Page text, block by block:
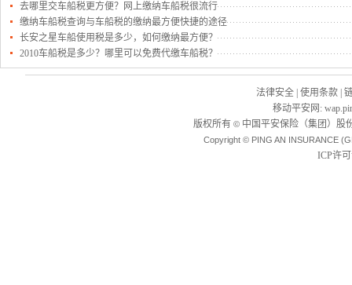
去哪里交车船税更方便？网上缴纳车船税很流行
缴纳车船税查询与车船税的缴纳最方便快捷的途径
长安之星车船使用税是多少，如何缴纳最方便？
2010车船税是多少？哪里可以免费代缴车船税？
法律安全 使用条款
移动平安网 :
版权所有 ©中国平安保险（集团）股
Copyright © PING AN INSURANCE
ICP许